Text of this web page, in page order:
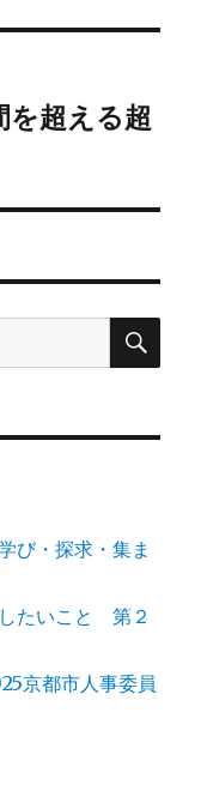
を超える超
検
び・探求・集ま
たいこと 第２
京都市人事委員